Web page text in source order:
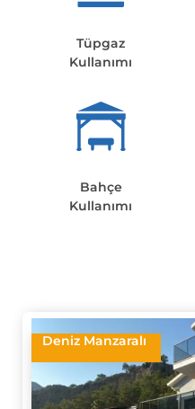
Tüpgaz
Kullanımı
Bahçe
Kullanımı
Deniz Manzaralı